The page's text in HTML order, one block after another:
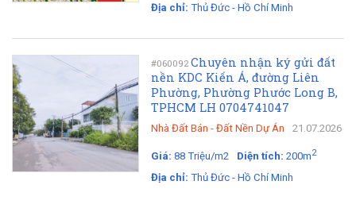
Địa chỉ: Thủ Đức - Hồ Chí Minh
#060092 Chuyên nhận ký gửi đất
nền KDC Kiến Á, đường Liên
Phường, Phường Phước Long B,
TPHCM LH 0704741047
Nhà Đất Bán - Đất Nền Dự Án 21.07.2026
Giá: 88 Triệu/m2 Diện tích: 200m2
Địa chỉ: Thủ Đức - Hồ Chí Minh